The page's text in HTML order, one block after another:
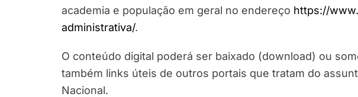
academia e população em geral no endereço https://
administrativa/.
O conteúdo digital poderá ser baixado (download) ou
também links úteis de outros portais que tratam do
Nacional.